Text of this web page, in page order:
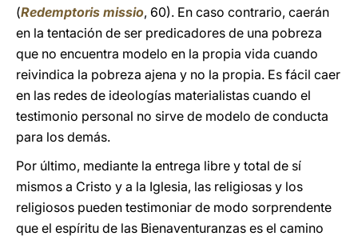
(Redemptoris missio, 60). En caso contrario, caerán
en la tentación de ser predicadores de una pobreza
que no encuentra modelo en la propia vida cuando
reivindica la pobreza ajena y no la propia. Es fácil caer
en las redes de ideologías materialistas cuando el
testimonio personal no sirve de modelo de conducta
para los demás.
Por último, mediante la entrega libre y total de sí
mismos a Cristo y a la Iglesia, las religiosas y los
religiosos pueden testimoniar de modo sorprendente
que el espíritu de las Bienaventuranzas es el camino